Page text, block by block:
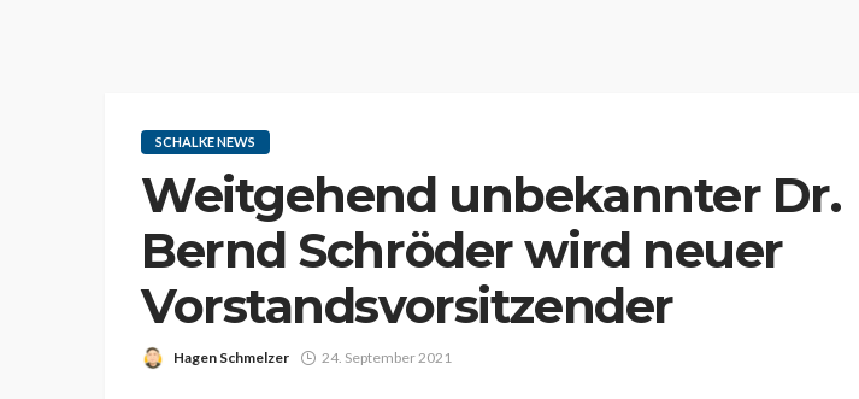
SCHALKE NEWS
Weitgehend unbekannter Dr.
Bernd Schröder wird neuer
Vorstandsvorsitzender
Hagen Schmelzer 24. September 2021